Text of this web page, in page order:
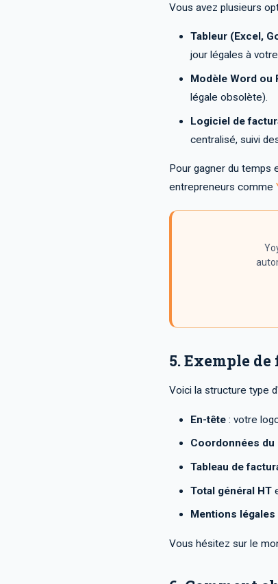
Vous avez plusieurs
Tableur (Excel,
jour légales à
Modèle Word ou
légale obsolète).
Logiciel de
centralisé, suivi
Pour gagner du temps
entrepreneurs comme
5. Exemple
Voici la structure type
En-tête: votre
Coordonnées du
Tableau de
Total général HT
Mentions légales
Vous hésitez sur le